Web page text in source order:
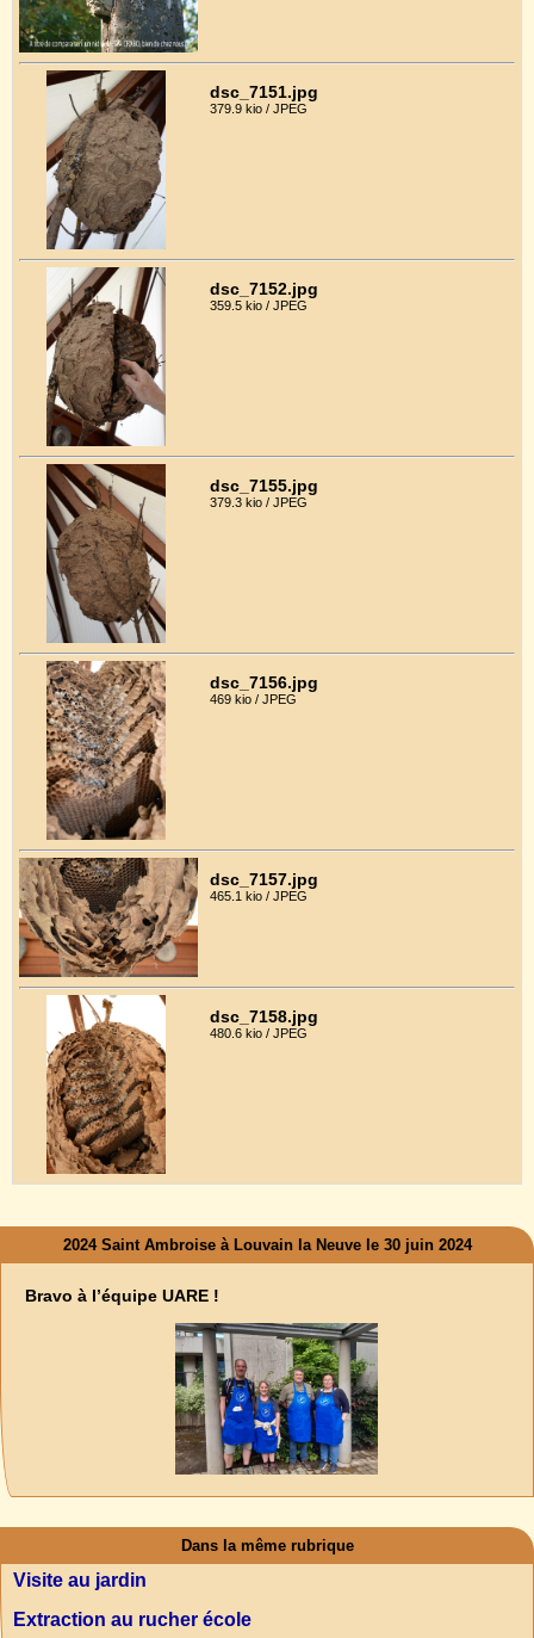
dsc_7151.jpg
379.9 kio / JPEG
dsc_7152.jpg
359.5 kio / JPEG
dsc_7155.jpg
379.3 kio / JPEG
dsc_7156.jpg
469 kio / JPEG
dsc_7157.jpg
465.1 kio / JPEG
dsc_7158.jpg
480.6 kio / JPEG
2024 Saint Ambroise à Louvain la Neuve le 30 juin 2024
Bravo à l’équipe UARE !
Dans la même rubrique
Visite au jardin
Extraction au rucher école